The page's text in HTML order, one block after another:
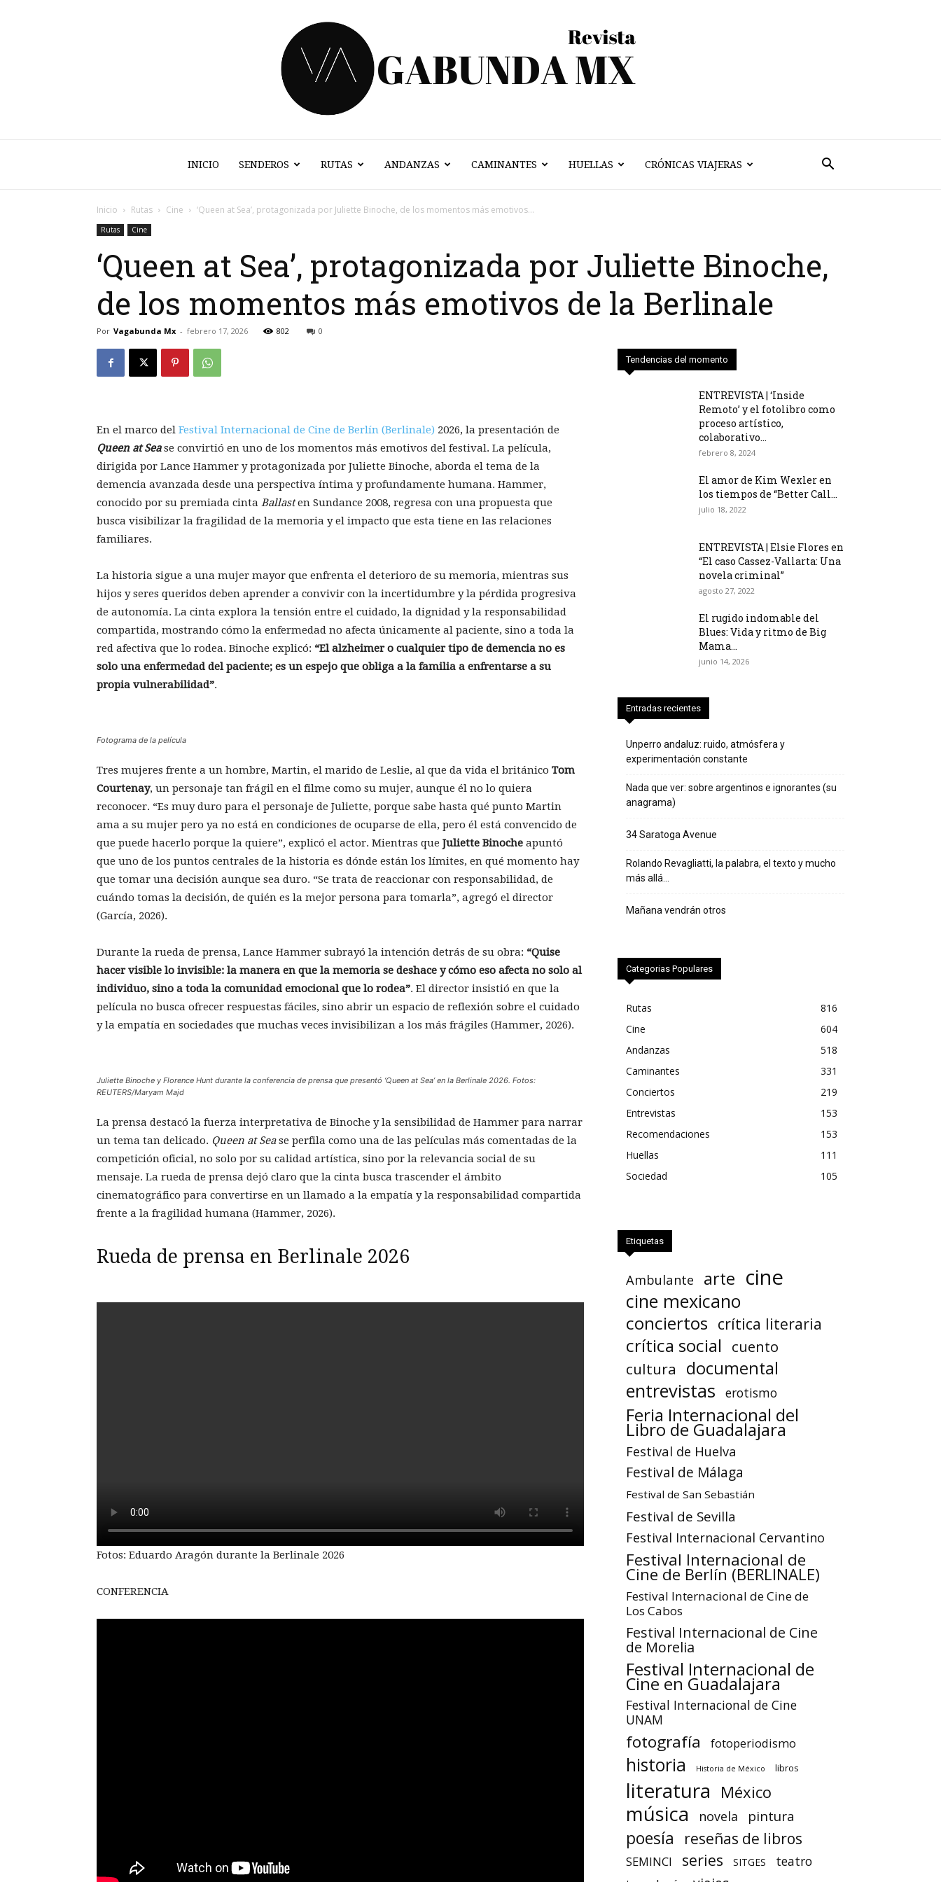
Vagabunda
INICIO SENDEROS RUTAS ANDANZAS CAMINANTES HUELLAS CRÓNICAS VIAJERAS
Inicio Rutas Cine ‘Queen at Sea’, protagonizada por Juliette Binoche, de los momentos más emotivos...
Rutas Cine
‘Queen at Sea’, protagonizada por Juliette Binoche,
de los momentos más emotivos de la Berlinale
Por Vagabunda Mx - febrero 17, 2026 802 0
En el marco del Festival Internacional de Cine de Berlín (Berlinale) 2026, la presentación de
Queen at Sease convirtió en uno de los momentos más emotivos del festival. La película,
dirigida por Lance Hammer y protagonizada por Juliette Binoche, aborda el tema de la
demencia avanzada desde una perspectiva íntima y profundamente humana. Hammer,
conocido por su premiada cinta Ballasten Sundance 2008, regresa con una propuesta que
busca visibilizar la fragilidad de la memoria y el impacto que esta tiene en las relaciones
familiares.
La historia sigue a una mujer mayor que enfrenta el deterioro de su memoria, mientras sus
hijos y seres queridos deben aprender a convivir con la incertidumbre y la pérdida progresiva
de autonomía. La cinta explora la tensión entre el cuidado, la dignidad y la responsabilidad
compartida, mostrando cómo la enfermedad no afecta únicamente al paciente, sino a toda la
red afectiva que lo rodea. Binoche explicó: “El alzheimer o cualquier tipo de demencia no es
solo una enfermedad del paciente; es un espejo que obliga a la familia a enfrentarse a su
propia vulnerabilidad”.
Fotograma de la película
Tres mujeres frente a un hombre, Martin, el marido de Leslie, al que da vida el británico Tom
Courtenay, un personaje tan frágil en el filme como su mujer, aunque él no lo quiera
reconocer. “Es muy duro para el personaje de Juliette, porque sabe hasta qué punto Martin
ama a su mujer pero ya no está en condiciones de ocuparse de ella, pero él está convencido de
que puede hacerlo porque la quiere”, explicó el actor. Mientras que Juliette Binoche apuntó
que uno de los puntos centrales de la historia es dónde están los límites, en qué momento hay
que tomar una decisión aunque sea duro. “Se trata de reaccionar con responsabilidad, de
cuándo tomas la decisión, de quién es la mejor persona para tomarla”, agregó el director
(García, 2026).
Durante la rueda de prensa, Lance Hammer subrayó la intención detrás de su obra: “Quise
hacer visible lo invisible: la manera en que la memoria se deshace y cómo eso afecta no solo al
individuo, sino a toda la comunidad emocional que lo rodea”. El director insistió en que la
película no busca ofrecer respuestas fáciles, sino abrir un espacio de reflexión sobre el cuidado
y la empatía en sociedades que muchas veces invisibilizan a los más frágiles (Hammer, 2026).
Juliette Binoche y Florence Hunt durante la conferencia de prensa que presentó ‘Queen at Sea’ en la Berlinale 2026. Fotos:
REUTERS/Maryam Majd
La prensa destacó la fuerza interpretativa de Binoche y la sensibilidad de Hammer para narrar
un tema tan delicado. Queen at Sease perfila como una de las películas más comentadas de la
competición oficial, no solo por su calidad artística, sino por la relevancia social de su
mensaje. La rueda de prensa dejó claro que la cinta busca trascender el ámbito
cinematográfico para convertirse en un llamado a la empatía y la responsabilidad compartida
frente a la fragilidad humana (Hammer, 2026).
Rueda de prensa en Berlinale 2026
Fotos: Eduardo Aragón durante la Berlinale 2026
CONFERENCIA
Tendencias del momento
ENTREVISTA | ‘Inside
Remoto’ y el fotolibro como
proceso artístico,
colaborativo...
febrero 8, 2024
El amor de Kim Wexler en
los tiempos de “Better Call...
julio 18, 2022
ENTREVISTA | Elsie Flores en
“El caso Cassez-Vallarta: Una
novela criminal”
agosto 27, 2022
El rugido indomable del
Blues: Vida y ritmo de Big
Mama...
junio 14, 2026
Entradas recientes
Unperro andaluz: ruido, atmósfera y
experimentación constante
Nada que ver: sobre argentinos e ignorantes (su
anagrama)
34 Saratoga Avenue
Rolando Revagliatti, la palabra, el texto y mucho
más allá…
Mañana vendrán otros
Categorias Populares
Rutas
816
Cine
604
Andanzas
518
Caminantes
331
Conciertos
219
Entrevistas
153
Recomendaciones
153
Huellas
111
Sociedad
105
Etiquetas
Ambulante arte cine
cine mexicano
conciertos crítica literaria
crítica social
cuento
cultura
documental
entrevistas erotismo
Feria Internacional del
Libro de Guadalajara
Festival de Huelva
Festival de Málaga
Festival de San Sebastián
Festival de Sevilla
Festival Internacional Cervantino
Festival Internacional de
Cine de Berlín (BERLINALE)
Festival Internacional de Cine de
Los Cabos
Festival Internacional de Cine
de Morelia
Festival Internacional de
Cine en Guadalajara
Festival Internacional de Cine
UNAM
fotografía fotoperiodismo
historia Historia de México libros
literatura México
música novela pintura
poesía reseñas de libros
SEMINCI series SITGES teatro